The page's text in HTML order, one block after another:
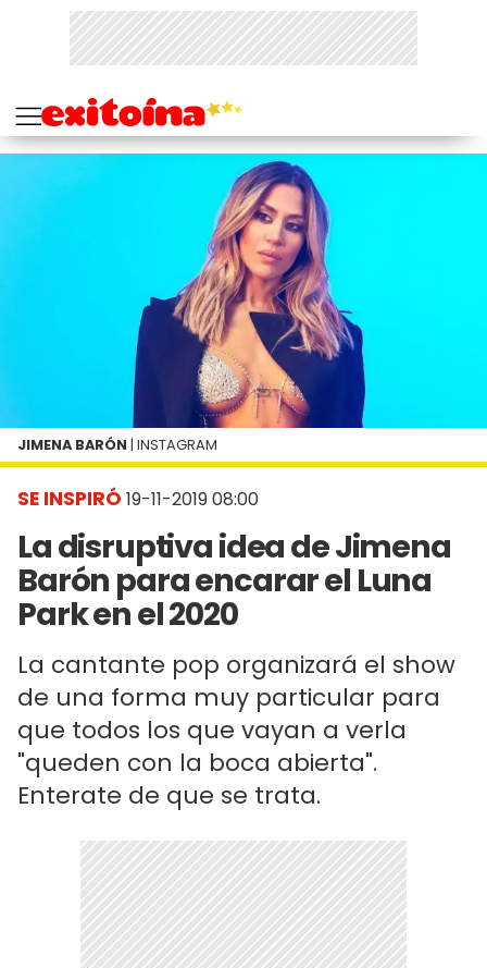
SE INSPIRÓ 19-11-2019 08:00
La disruptiva idea de Jimena
Barón para encarar el Luna
Park en el 2020
La cantante pop organizará el show
de una forma muy particular para
que todos los que vayan a verla
"queden con la boca abierta".
Enterate de que se trata.
JIMENA BARÓN | INSTAGRAM